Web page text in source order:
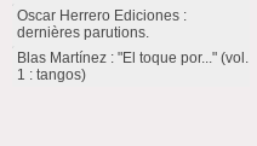
Oscar Herrero Ediciones :
dernières parutions.
Blas Martínez : "El toque por..." (vol.
1 : tangos)